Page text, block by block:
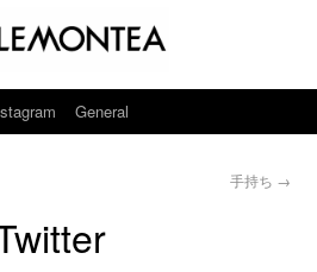
General
手持ち →